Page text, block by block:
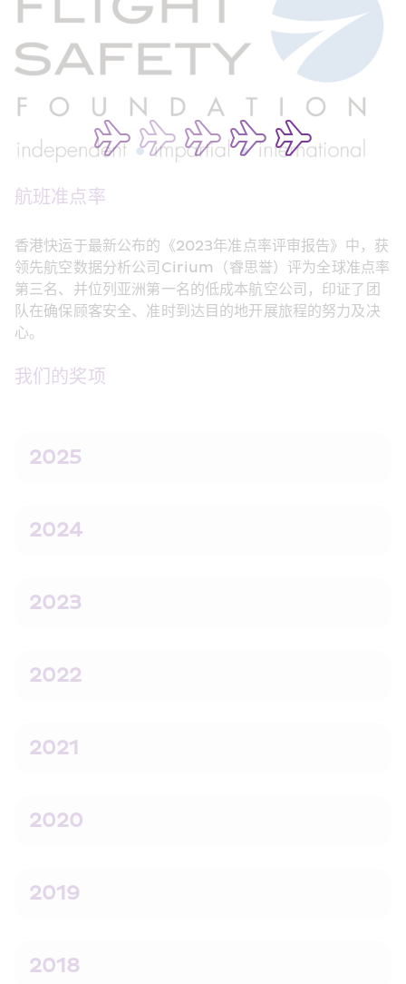
航班准点率
香港快运于最新公布的《2023年准点率评审报告》中，获
领先航空数据分析公司Cirium（睿思誉）评为全球准点率
第三名、并位列亚洲第一名的低成本航空公司，印证了团
队在确保顾客安全、准时到达目的地开展旅程的努力及决
心。
我们的奖项
2025
2024
2023
2022
2021
2020
2019
2018